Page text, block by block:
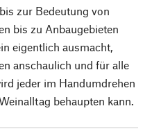
zur Bedeutung von
bis zu Anbaugebieten
eigentlich ausmacht,
anschaulich und für alle
jeder im Handumdrehen
behaupten kann.